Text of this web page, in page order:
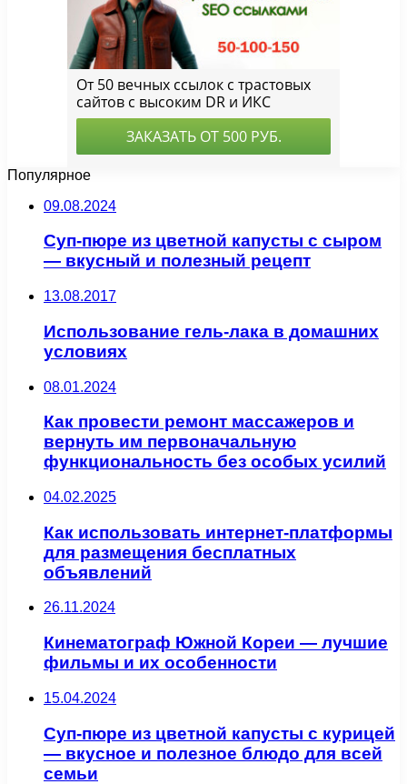
Популярное
09.08.2024
Суп-пюре из цветной капусты с сыром
— вкусный и полезный рецепт
13.08.2017
Использование гель-лака в домашних
условиях
08.01.2024
Как провести ремонт массажеров и
вернуть им первоначальную
функциональность без особых усилий
04.02.2025
Как использовать интернет-платформы
для размещения бесплатных
объявлений
26.11.2024
Кинематограф Южной Кореи — лучшие
фильмы и их особенности
15.04.2024
Суп-пюре из цветной капусты с курицей
— вкусное и полезное блюдо для всей
семьи